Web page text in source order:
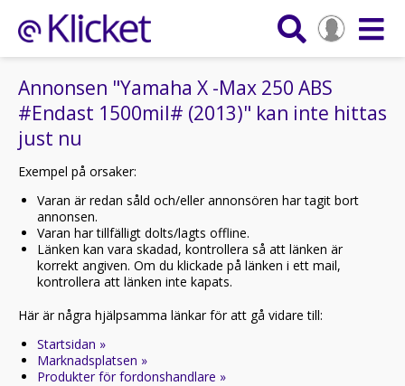
Annonsen "Yamaha X -Max 250 ABS
#Endast 1500mil# (2013)" kan inte hittas
just nu
Exempel på orsaker:
Varan är redan såld och/eller annonsören har tagit bort
annonsen.
Varan har tillfälligt dolts/lagts offline.
Länken kan vara skadad, kontrollera så att länken är
korrekt angiven. Om du klickade på länken i ett mail,
kontrollera att länken inte kapats.
Här är några hjälpsamma länkar för att gå vidare till:
Startsidan »
Marknadsplatsen »
Produkter för fordonshandlare »